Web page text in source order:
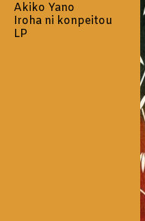
Akiko Yano
Iroha ni konpeitou
LP